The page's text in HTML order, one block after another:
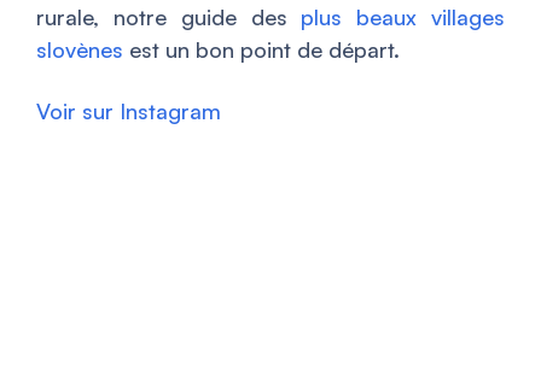
rurale, notre guide des plus beaux villages
slovènes est un bon point de départ.
Voir sur Instagram